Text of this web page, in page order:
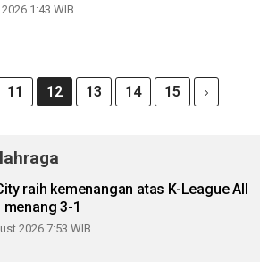
1:43 WIB
11 12 13 14 15
raih kemenangan atas K-League All
menang 3-1
2026 7:53 WIB